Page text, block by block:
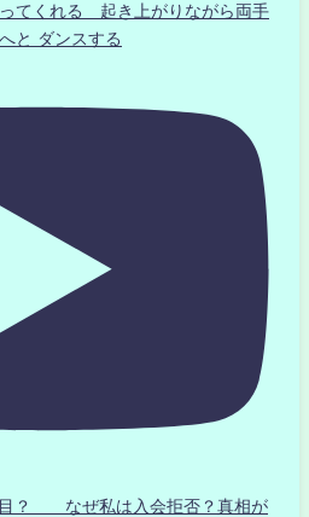
てくれる 起き上がりながら両手
と ダンスする
目？ なぜ私は入会拒否？真相が